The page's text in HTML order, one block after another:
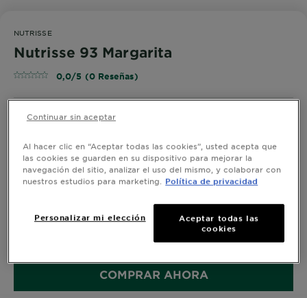
NUTRISSE
Nutrisse 93 Margarita
0,0/5 (0 Reseñas)
Con los tintes rubios Nutrisse Regular obtienes un
canas y obtén resultados comprobados
COMPRAR AHORA
Al hacer clic en “Aceptar todas las cookies”, usted acepta que
las cookies se guarden en su dispositivo para mejorar la
navegación del sitio, analizar el uso del mismo, y colaborar con
nuestros estudios para marketing.
Política de privacidad
Personalizar mi elección
Aceptar todas las
cookies
Continuar sin aceptar